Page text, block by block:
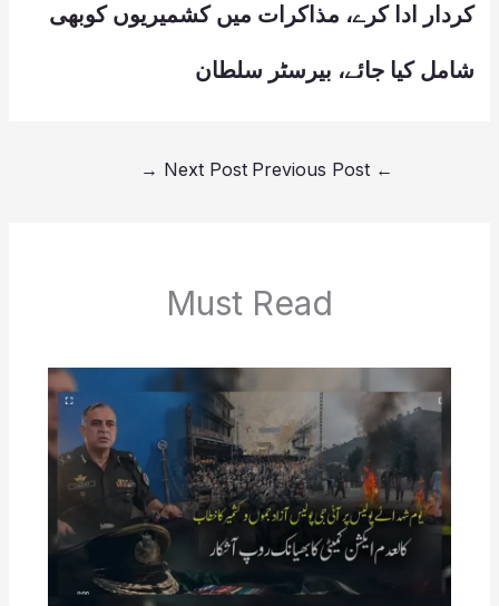
کردار ادا کرے، مذاکرات میں کشمیریوں کوبھی
شامل کیا جائے، بیرسٹر سلطان
←
Next Post
→
Must Read